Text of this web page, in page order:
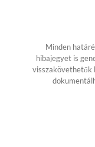
Minden
hibajegyet is
visszakövethetők